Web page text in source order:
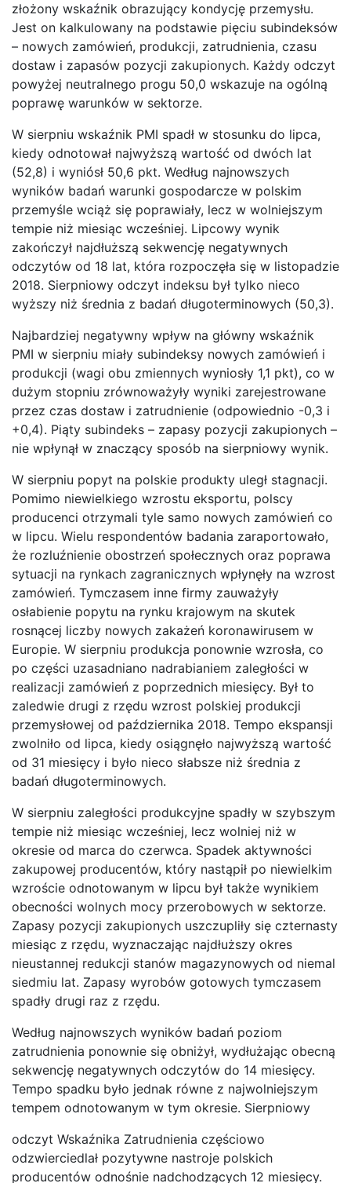
złożony wskaźnik obrazujący kondycję przemysłu.
Jest on kalkulowany na podstawie pięciu subindeksów
– nowych zamówień, produkcji, zatrudnienia, czasu
dostaw i zapasów pozycji zakupionych. Każdy odczyt
powyżej neutralnego progu 50,0 wskazuje na ogólną
poprawę warunków w sektorze.
W sierpniu wskaźnik PMI spadł w stosunku do lipca,
kiedy odnotował najwyższą wartość od dwóch lat
(52,8) i wyniósł 50,6 pkt. Według najnowszych
wyników badań warunki gospodarcze w polskim
przemyśle wciąż się poprawiały, lecz w wolniejszym
tempie niż miesiąc wcześniej. Lipcowy wynik
zakończył najdłuższą sekwencję negatywnych
odczytów od 18 lat, która rozpoczęła się w listopadzie
2018. Sierpniowy odczyt indeksu był tylko nieco
wyższy niż średnia z badań długoterminowych (50,3).
Najbardziej negatywny wpływ na główny wskaźnik
PMI w sierpniu miały subindeksy nowych zamówień i
produkcji (wagi obu zmiennych wyniosły 1,1 pkt), co w
dużym stopniu zrównoważyły wyniki zarejestrowane
przez czas dostaw i zatrudnienie (odpowiednio -0,3 i
+0,4). Piąty subindeks – zapasy pozycji zakupionych –
nie wpłynął w znaczący sposób na sierpniowy wynik.
W sierpniu popyt na polskie produkty uległ stagnacji.
Pomimo niewielkiego wzrostu eksportu, polscy
producenci otrzymali tyle samo nowych zamówień co
w lipcu. Wielu respondentów badania zaraportowało,
że rozluźnienie obostrzeń społecznych oraz poprawa
sytuacji na rynkach zagranicznych wpłynęły na wzrost
zamówień. Tymczasem inne firmy zauważyły
osłabienie popytu na rynku krajowym na skutek
rosnącej liczby nowych zakażeń koronawirusem w
Europie. W sierpniu produkcja ponownie wzrosła, co
po części uzasadniano nadrabianiem zaległości w
realizacji zamówień z poprzednich miesięcy. Był to
zaledwie drugi z rzędu wzrost polskiej produkcji
przemysłowej od października 2018. Tempo ekspansji
zwolniło od lipca, kiedy osiągnęło najwyższą wartość
od 31 miesięcy i było nieco słabsze niż średnia z
badań długoterminowych.
W sierpniu zaległości produkcyjne spadły w szybszym
tempie niż miesiąc wcześniej, lecz wolniej niż w
okresie od marca do czerwca. Spadek aktywności
zakupowej producentów, który nastąpił po niewielkim
wzroście odnotowanym w lipcu był także wynikiem
obecności wolnych mocy przerobowych w sektorze.
Zapasy pozycji zakupionych uszczupliły się czternasty
miesiąc z rzędu, wyznaczając najdłuższy okres
nieustannej redukcji stanów magazynowych od niemal
siedmiu lat. Zapasy wyrobów gotowych tymczasem
spadły drugi raz z rzędu.
Według najnowszych wyników badań poziom
zatrudnienia ponownie się obniżył, wydłużając obecną
sekwencję negatywnych odczytów do 14 miesięcy.
Tempo spadku było jednak równe z najwolniejszym
tempem odnotowanym w tym okresie. Sierpniowy
odczyt Wskaźnika Zatrudnienia częściowo
odzwierciedlał pozytywne nastroje polskich
producentów odnośnie nadchodzących 12 miesięcy.